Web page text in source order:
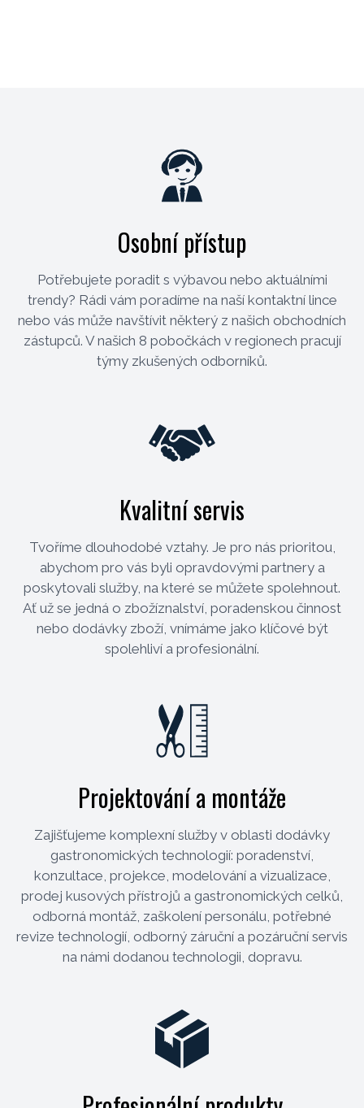
Osobní přístup
Potřebujete poradit s výbavou nebo aktuálními
trendy? Rádi vám poradíme na naší kontaktní lince
nebo vás může navštívit některý z našich obchodních
zástupců. V našich 8 pobočkách v regionech pracují
týmy zkušených odborníků.
Kvalitní servis
Tvoříme dlouhodobé vztahy. Je pro nás prioritou,
abychom pro vás byli opravdovými partnery a
poskytovali služby, na které se můžete spolehnout.
Ať už se jedná o zbožíznalství, poradenskou činnost
nebo dodávky zboží, vnímáme jako klíčové být
spolehliví a profesionální.
Projektování a montáže
Zajišťujeme komplexní služby v oblasti dodávky
gastronomických technologií: poradenství,
konzultace, projekce, modelování a vizualizace,
prodej kusových přístrojů a gastronomických celků,
odborná montáž, zaškolení personálu, potřebné
revize technologií, odborný záruční a pozáruční servis
na námi dodanou technologii, dopravu.